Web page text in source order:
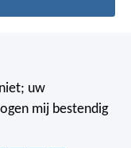
uw
mij bestendig